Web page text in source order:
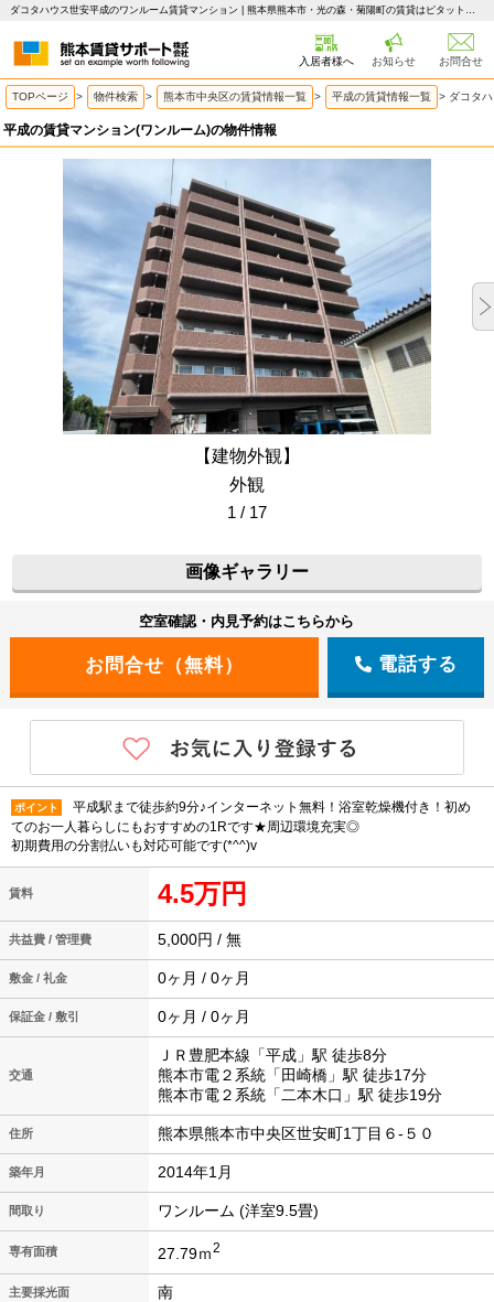
ダコタハウス世安平成のワンルーム賃貸マンション | 熊本県熊本市・光の森・菊陽町の賃貸はピタットハウス 熊本賃貸サポート
入居者様へ お知らせ お問合せ
TOPページ > 物件検索 > 熊本市中央区の賃貸情報一覧 > 平成の賃貸情報一覧 > ダコタ
平成の賃貸マンション(ワンルーム)の物件情報
【建物外観】
外観
1 / 17
画像ギャラリー
空室確認・内見予約はこちらから
電話する
ポイント
平成駅まで徒歩約9分♪インターネット無料！浴室乾燥機付き！初め
てのお一人暮らしにもおすすめの1Rです★周辺環境充実◎
初期費用の分割払いも対応可能です(*^^)v
賃料 4.5万円
共益費 / 管理費 5,000円 / 無
敷金 / 礼金 0ヶ月 / 0ヶ月
保証金 / 敷引 0ヶ月 / 0ヶ月
交通
ＪＲ豊肥本線「平成」駅 徒歩8分
熊本市電２系統「田崎橋」駅 徒歩17分
熊本市電２系統「二本木口」駅 徒歩19分
住所 熊本県熊本市中央区世安町1丁目６-５０
築年月 2014年1月
間取り ワンルーム (洋室9.5畳)
専有面積 27.79ｍ2
主要採光面 南